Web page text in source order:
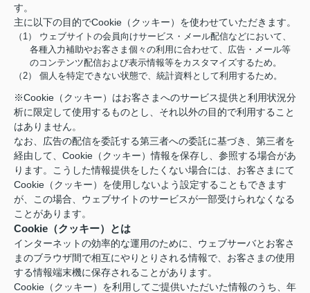
す。
主に以下の目的でCookie（クッキー）を使わせていただきます。
（1） ウェブサイトの会員向けサービス・メール配信などにおいて、
各種入力補助やお客さま個々の利用に合わせて、広告・メール等
のコンテンツ配信および表示情報等をカスタマイズするため。
（2） 個人を特定できない状態で、統計資料として利用するため。
※Cookie（クッキー）はお客さまへのサービス提供と利用状況分
析に限定して使用するものとし、それ以外の目的で利用すること
はありません。
なお、広告の配信を委託する第三者への委託に基づき、第三者を
経由して、Cookie（クッキー）情報を保存し、参照する場合があ
ります。こうした情報提供をしたくない場合には、お客さまにて
Cookie（クッキー）を使用しないよう設定することもできます
が、この場合、ウェブサイトのサービスが一部受けられなくなる
ことがあります。
Cookie（クッキー）とは
インターネットの効率的な運用のために、ウェブサーバとお客さ
まのブラウザ間で相互にやりとりされる情報で、お客さまの使用
する情報端末機に保存されることがあります。
Cookie（クッキー）を利用してご提供いただいた情報のうち、年